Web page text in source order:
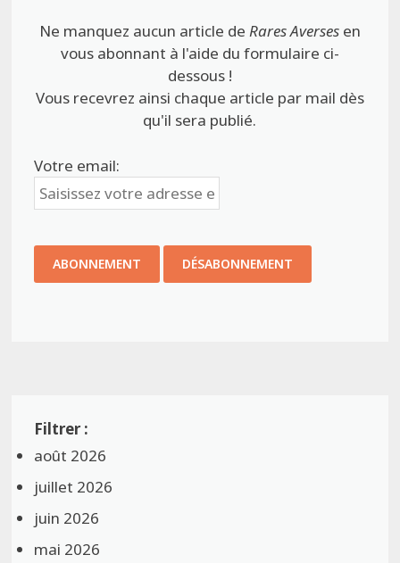
Ne manquez aucun article de Rares Aversesen
vous abonnant à l'aide du formulaire ci-
dessous !
Vous recevrez ainsi chaque article par mail dès
qu'il sera publié.
Votre email:
août 2026
juillet 2026
juin 2026
mai 2026